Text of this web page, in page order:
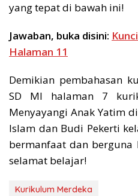
yang tepat di bawah ini!
Jawaban, buka disini:
Halaman 11
Demikian pembahasan
SD MI halaman 7
Menyayangi Anak Yatim
Islam dan Budi Pekerti
bermanfaat dan berguna
selamat belajar!
Kurikulum Merdeka